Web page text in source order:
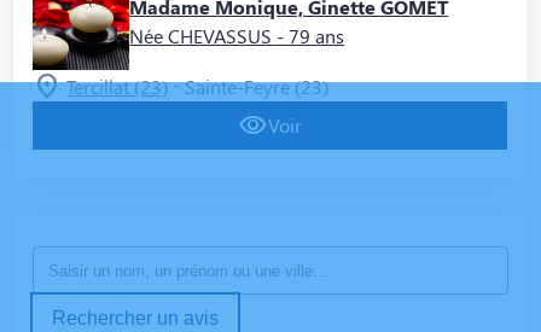
Madame Monique, Ginette GOMET
Née CHEVASSUS - 79 ans
Tercillat (23)-Sainte-Feyre (23)
Voir
Rechercher un avis